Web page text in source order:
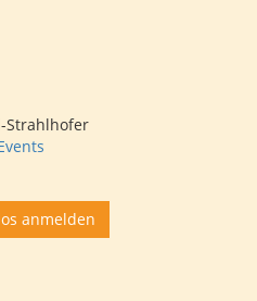
Strahlhofer
anmelden